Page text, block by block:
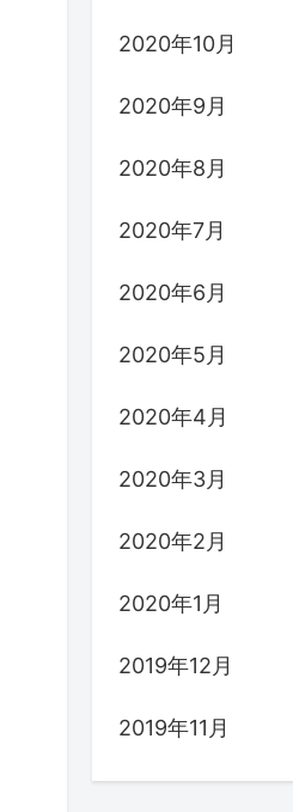
2020年10月
2020年9月
2020年8月
2020年7月
2020年6月
2020年5月
2020年4月
2020年3月
2020年2月
2020年1月
2019年12月
2019年11月